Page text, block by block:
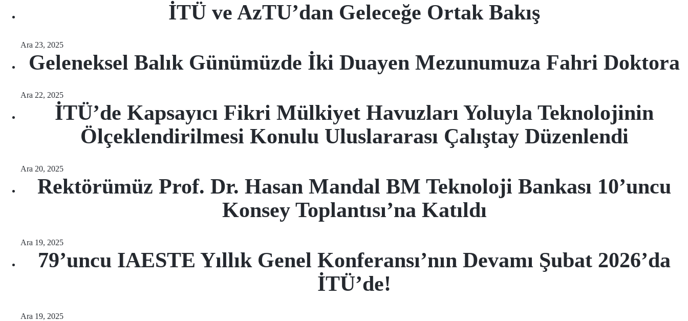
İTÜ ve AzTU’dan Geleceğe Ortak Bakış
Ara 23, 2025
Geleneksel Balık Günümüzde İki Duayen Mezunumuza Fahri Doktora
Ara 22, 2025
İTÜ’de Kapsayıcı Fikri Mülkiyet Havuzları Yoluyla Teknolojinin
Ölçeklendirilmesi Konulu Uluslararası Çalıştay Düzenlendi
Ara 20, 2025
Rektörümüz Prof. Dr. Hasan Mandal BM Teknoloji Bankası 10’uncu
Konsey Toplantısı’na Katıldı
Ara 19, 2025
79’uncu IAESTE Yıllık Genel Konferansı’nın Devamı Şubat 2026’da
İTÜ’de!
Ara 19, 2025